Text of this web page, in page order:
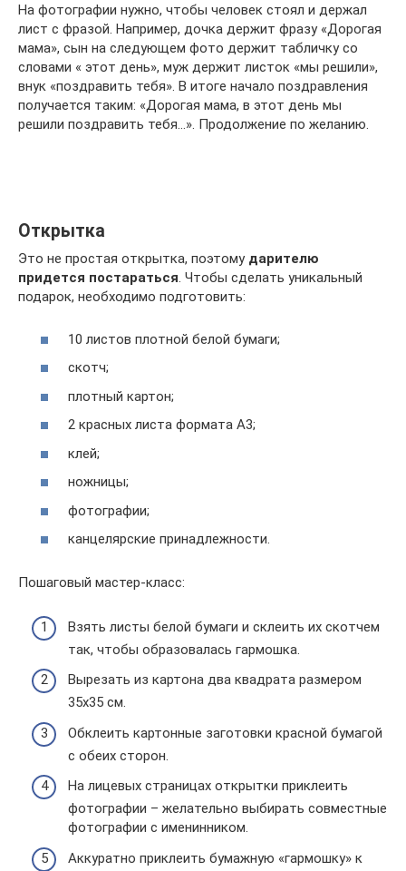
На фотографии нужно, чтобы человек стоял и держал
лист с фразой. Например, дочка держит фразу «Дорогая
мама», сын на следующем фото держит табличку со
словами « этот день», муж держит листок «мы решили»,
внук «поздравить тебя». В итоге начало поздравления
получается таким: «Дорогая мама, в этот день мы
решили поздравить тебя…». Продолжение по желанию.
Открытка
Это не простая открытка, поэтому дарителю
придется постараться. Чтобы сделать уникальный
подарок, необходимо подготовить:
10 листов плотной белой бумаги;
скотч;
плотный картон;
2 красных листа формата А3;
клей;
ножницы;
фотографии;
канцелярские принадлежности.
Пошаговый мастер-класс:
Взять листы белой бумаги и склеить их скотчем
так, чтобы образовалась гармошка.
Вырезать из картона два квадрата размером
35х35 см.
Обклеить картонные заготовки красной бумагой
с обеих сторон.
На лицевых страницах открытки приклеить
фотографии – желательно выбирать совместные
фотографии с именинником.
Аккуратно приклеить бумажную «гармошку» к